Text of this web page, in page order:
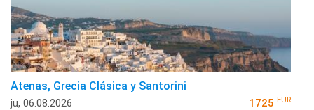
Atenas, Grecia Clásica y Santorini
ju, 06.08.2026 1725 EUR